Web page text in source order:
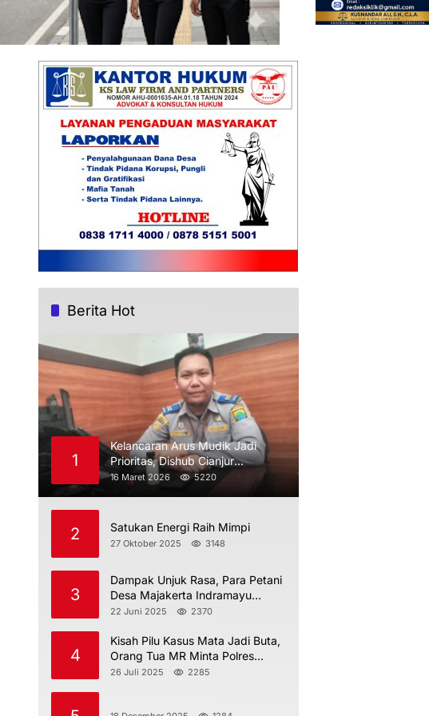
Berita Hot
1
Kelancaran Arus Mudik Jadi
Prioritas, Dishub Cianjur
Maksimalkan Pengawasan
16 Maret 2026 5220
2 Satukan Energi Raih Mimpi
27 Oktober 2025 3148
3
Dampak Unjuk Rasa, Para Petani
Desa Majakerta Indramayu
Dilarang Menggarap
22 Juni 2025 2370
4
Kisah Pilu Kasus Mata Jadi Buta,
Orang Tua MR Minta Polres
Indramayu Jangan Berdiam Diri
26 Juli 2025 2285